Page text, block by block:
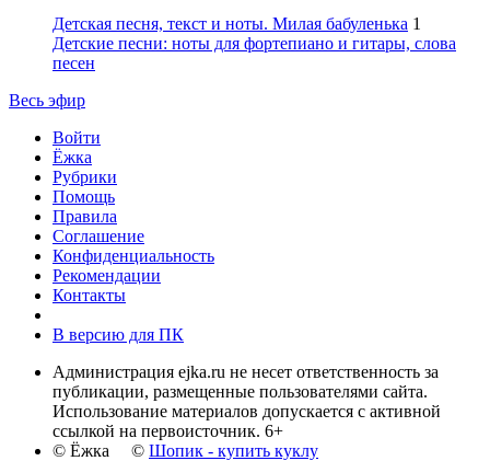
Детская песня, текст и ноты. Милая бабуленька 1
Детские песни: ноты для фортепиано и гитары, слова
песен
Весь эфир
Войти
Ёжка
Рубрики
Помощь
Правила
Соглашение
Конфиденциальность
Рекомендации
Контакты
В версию для ПК
Администрация ejka.ru не несет ответственность за
публикации, размещенные пользователями сайта.
Использование материалов допускается с активной
ссылкой на первоисточник. 6+
© Ёжка © Шопик - купить куклу